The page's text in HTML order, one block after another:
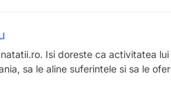
Isi doreste ca activitatea
sa le aline suferintele si sa le